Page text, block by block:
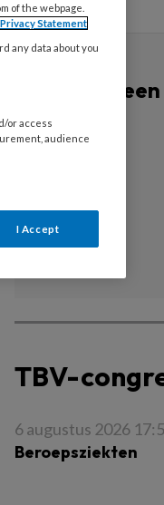
Filter op
Alle tags
praktijk
preventie
TBV-
6 augustus 2026
Beroepsziekten
of the webpage.
Privacy Statement
any data about you
or access
audience
I Accept